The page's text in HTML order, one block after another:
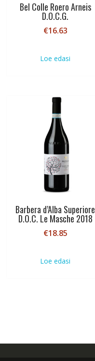
Bel Colle Roero Arneis
D.O.C.G.
€16.63
Loe edasi
Barbera d’Alba Superiore
D.O.C. Le Masche 2018
€18.85
Loe edasi